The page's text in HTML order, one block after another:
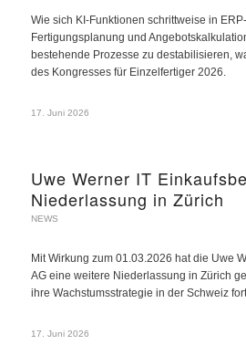
Wie sich KI-Funktionen schrittweise in
Fertigungsplanung und
bestehende Prozesse zu destabilisieren,
des Kongresses für Einzelfertiger 2026.
17. Juni 2026
Uwe Werner IT
Niederlassung in Zürich
NEWS
Mit Wirkung zum 01.03.2026 hat die Uwe
AG eine weitere Niederlassung in Zürich
ihre Wachstumsstrategie in der Schweiz
17. Juni 2026